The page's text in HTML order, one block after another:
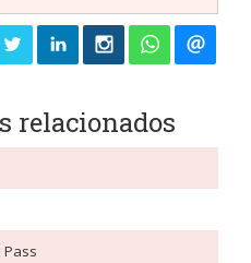
relacionados
Pass